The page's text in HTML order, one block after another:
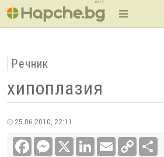
BETA
Речник
хипоплазия
25.06.2010, 22:11
FacebookMessenger LinkedInEmail
Copy
Link